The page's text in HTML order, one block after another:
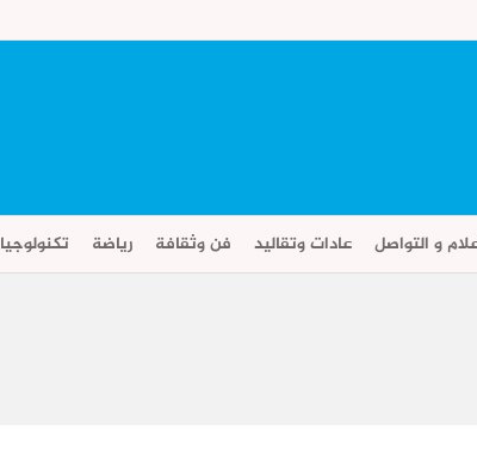
و التواصل عادات وتقاليد فن وثقافة رياضة تكنولوجيا